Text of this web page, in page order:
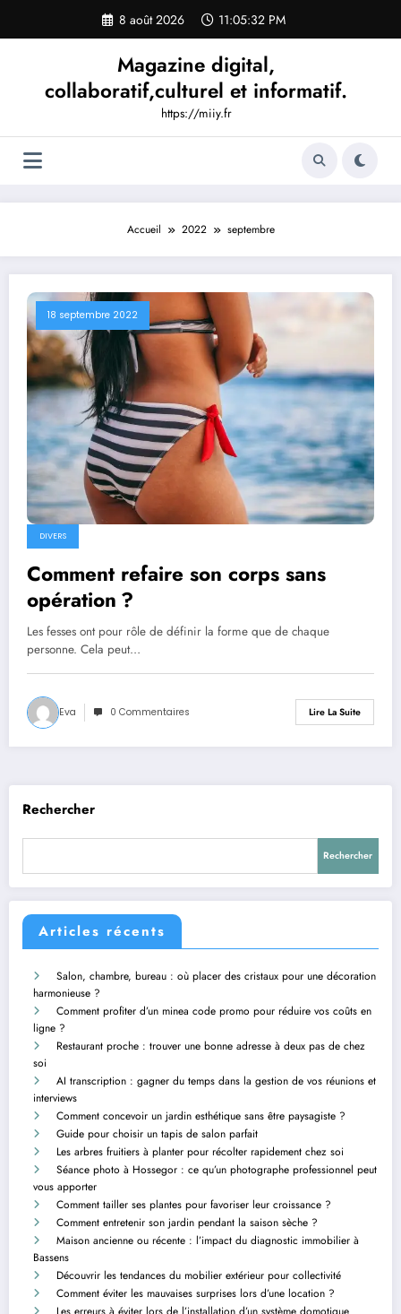
contenu
8 août 2026 11:05:33 PM
Magazine digital,
collaboratif,culturel et informatif.
https://miiy.fr
Accueil 2022 septembre
18 septembre 2022
DIVERS
Comment refaire son corps sans
opération ?
Les fesses ont pour rôle de définir la forme que de chaque
personne. Cela peut…
Eva 0 Commentaires Lire La Suite
Rechercher
Rechercher
Articles récents
Salon, chambre, bureau : où placer des cristaux pour une décoration
harmonieuse ?
Comment profiter d’un minea code promo pour réduire vos coûts en
ligne ?
Restaurant proche : trouver une bonne adresse à deux pas de chez
soi
AI transcription : gagner du temps dans la gestion de vos réunions et
interviews
Comment concevoir un jardin esthétique sans être paysagiste ?
Guide pour choisir un tapis de salon parfait
Les arbres fruitiers à planter pour récolter rapidement chez soi
Séance photo à Hossegor : ce qu’un photographe professionnel peut
vous apporter
Comment tailler ses plantes pour favoriser leur croissance ?
Comment entretenir son jardin pendant la saison sèche ?
Maison ancienne ou récente : l’impact du diagnostic immobilier à
Bassens
Découvrir les tendances du mobilier extérieur pour collectivité
Comment éviter les mauvaises surprises lors d’une location ?